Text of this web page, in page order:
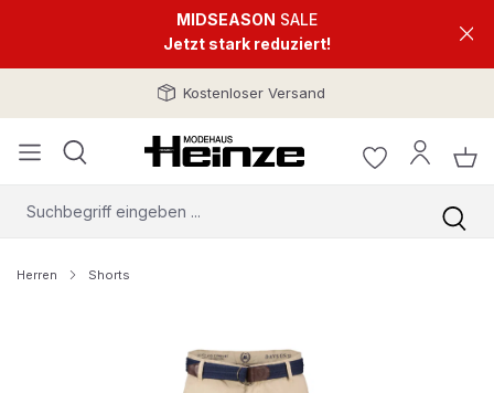
MIDSEASON SALE
Jetzt stark reduziert!
Kostenloser Versand
Herren Shorts